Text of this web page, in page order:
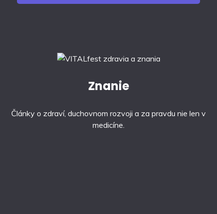
Znanie
Články o zdraví, duchovnom rozvoji a za pravdu nie len v
medicíne.